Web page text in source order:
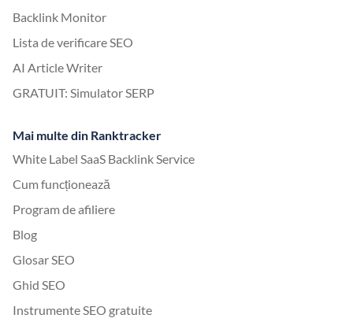
Backlink Monitor
Lista de verificare SEO
AI Article Writer
GRATUIT: Simulator SERP
Mai multe din Ranktracker
White Label SaaS Backlink Service
Cum funcționează
Program de afiliere
Blog
Glosar SEO
Ghid SEO
Instrumente SEO gratuite